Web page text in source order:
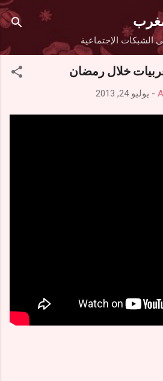
المحتوى الرئيسي
الشبكات الإجتماعية
خلال رمضان
- يوليو 24, 2013